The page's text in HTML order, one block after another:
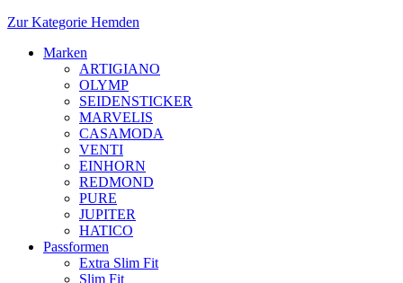
Zur Kategorie Hemden
Marken
ARTIGIANO
OLYMP
SEIDENSTICKER
MARVELIS
CASAMODA
VENTI
EINHORN
REDMOND
PURE
JUPITER
HATICO
Passformen
Extra Slim Fit
Slim Fit